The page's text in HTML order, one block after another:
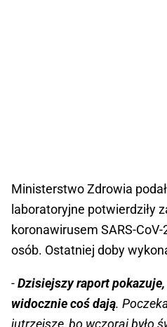
Ministerstwo Zdrowia
laboratoryjne potwierdziły
koronawirusem SARS-
osób. Ostatniej doby
-Dzisiejszy raport
widocznie coś dają.
jutrzejsze, bo wczoraj było